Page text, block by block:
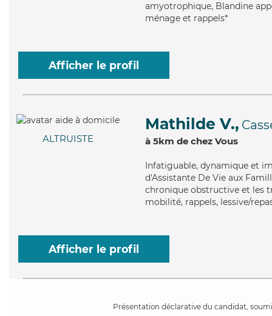
amyotrophique, Blandine
ménage et rappels*
Afficher le profil
ALTRUISTE
Mathilde V.,
à 5km de chez Vous
Infatiguable, dynamique et
d'Assistante De Vie aux
chronique obstructive et les
mobilité, rappels, lessive/
Afficher le profil
Présentation déclarative du candidat,